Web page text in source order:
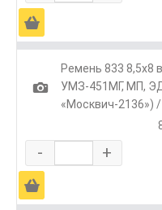
Ä
1
Ремень 833 8,5х8
УМЗ-451МГ, МП,
«Москвич-2136»)
- +
Ä